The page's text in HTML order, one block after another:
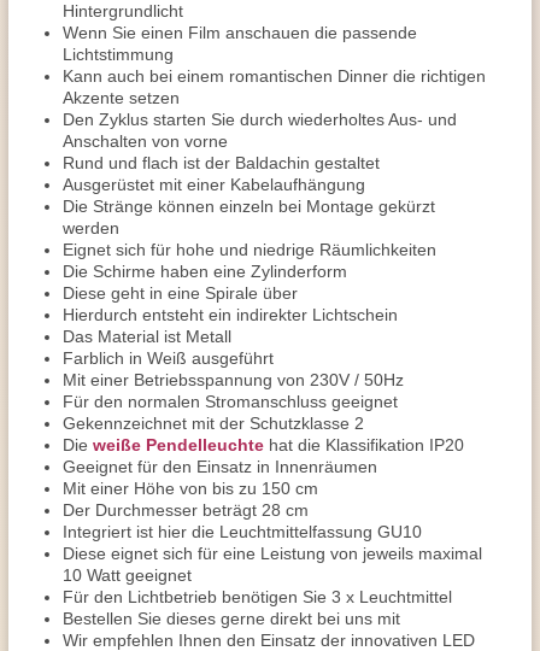
Hintergrundlicht
Wenn Sie einen Film anschauen die passende
Lichtstimmung
Kann auch bei einem romantischen Dinner die richtigen
Akzente setzen
Den Zyklus starten Sie durch wiederholtes Aus- und
Anschalten von vorne
Rund und flach ist der Baldachin gestaltet
Ausgerüstet mit einer Kabelaufhängung
Die Stränge können einzeln bei Montage gekürzt
werden
Eignet sich für hohe und niedrige Räumlichkeiten
Die Schirme haben eine Zylinderform
Diese geht in eine Spirale über
Hierdurch entsteht ein indirekter Lichtschein
Das Material ist Metall
Farblich in Weiß ausgeführt
Mit einer Betriebsspannung von 230V / 50Hz
Für den normalen Stromanschluss geeignet
Gekennzeichnet mit der Schutzklasse 2
Die weiße Pendelleuchte hat die Klassifikation IP20
Geeignet für den Einsatz in Innenräumen
Mit einer Höhe von bis zu 150 cm
Der Durchmesser beträgt 28 cm
Integriert ist hier die Leuchtmittelfassung GU10
Diese eignet sich für eine Leistung von jeweils maximal
10 Watt geeignet
Für den Lichtbetrieb benötigen Sie 3 x Leuchtmittel
Bestellen Sie dieses gerne direkt bei uns mit
Wir empfehlen Ihnen den Einsatz der innovativen LED